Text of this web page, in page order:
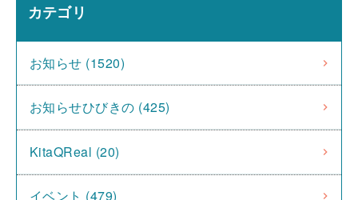
カテゴリ
お知らせ (1520)
お知らせひびきの (425)
KitaQReal (20)
イベント (479)